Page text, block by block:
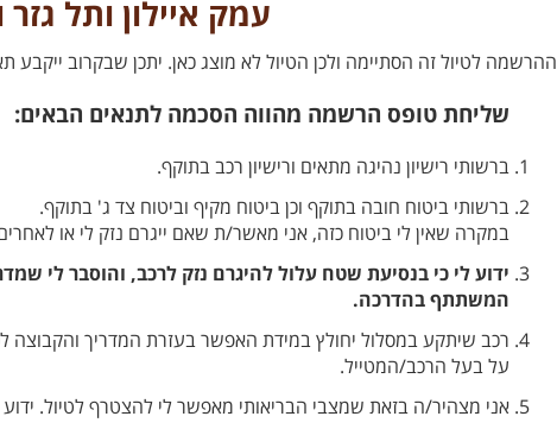
עמק איילון ותל
ההרשמה לטיול זה הסתיימה ולכן הטיול לא מוצג כאן. יתכן שבקרוב ייקבע
שליחת טופס הרשמה מהווה הסכמה לתנאים הבאים:
ברשותי רישיון נהיגה מתאים ורישיון רכב בתוקף.
ברשותי ביטוח חובה בתוקף וכן ביטוח מקיף וביטוח צד ג' בתוקף.
במקרה שאין לי ביטוח כזה, אני מאשר/ת שאם ייגרם נזק לי או
ידוע לי כי בנסיעת שטח עלול להיגרם נזק לרכב, והוסבר לי
המשתתף בהדרכה.
רכב שיתקע במסלול יחולץ במידת האפשר בעזרת המדריך והקבוצה
על בעל הרכב/המטייל.
אני מצהיר/ה בזאת שמצבי הבריאותי מאפשר לי להצטרף לטיול. ידוע